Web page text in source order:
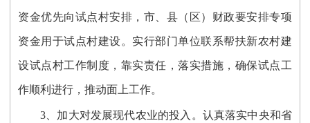
资金优先向试点村安排，市、县（区）财政要安排专项
资金用于试点村建设。实行部门单位联系帮扶新农村建
设试点村工作制度，靠实责任，落实措施，确保试点工
作顺利进行，推动面上工作。
3、加大对发展现代农业的投入。认真落实中央和省